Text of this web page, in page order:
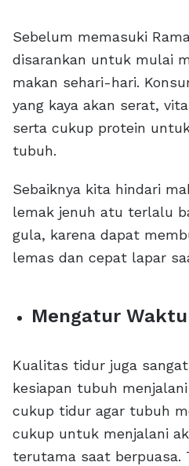
Sebelum memasuki
disarankan untuk mulai
makan sehari-hari.
yang kaya akan serat,
serta cukup protein
tubuh.
Sebaiknya kita hindari
lemak jenuh atu terlalu
gula, karena dapat
lemas dan cepat lapar
Mengatur
Kualitas tidur juga
kesiapan tubuh
cukup tidur agar tubuh
cukup untuk menjalani
terutama saat berpuasa.